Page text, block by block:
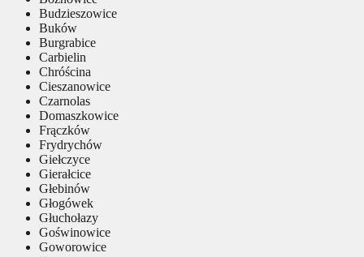
Budzieszowice
Buków
Burgrabice
Carbielin
Chróścina
Cieszanowice
Czarnolas
Domaszkowice
Frączków
Frydrychów
Giełczyce
Gierałcice
Głebinów
Głogówek
Głuchołazy
Goświnowice
Goworowice